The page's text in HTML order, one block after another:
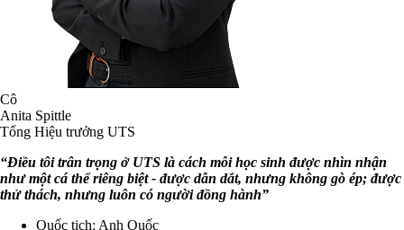
Cô
Anita Spittle
Tổng Hiệu trưởng UTS
“Điều tôi trân trọng ở UTS là cách mỗi học sinh được nhìn nhận
như một cá thể riêng biệt - được dẫn dắt, nhưng không gò ép; được
thử thách, nhưng luôn có người đồng hành”
Quốc tịch: Anh Quốc